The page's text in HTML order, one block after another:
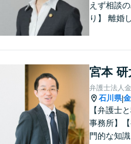
えず相談
り】 離婚
宮本 研
弁護士法人
石川県|
【弁護士
事務所】
門的な知